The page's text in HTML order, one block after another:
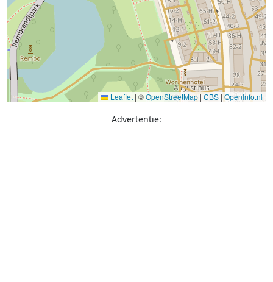
Leaflet | ©OpenStreetMap | CBS | OpenInfo.nl
Advertentie: